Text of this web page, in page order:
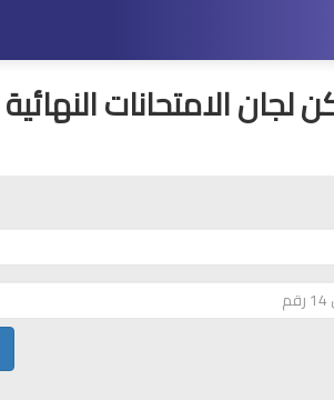
لجان الامتحانات النهائية